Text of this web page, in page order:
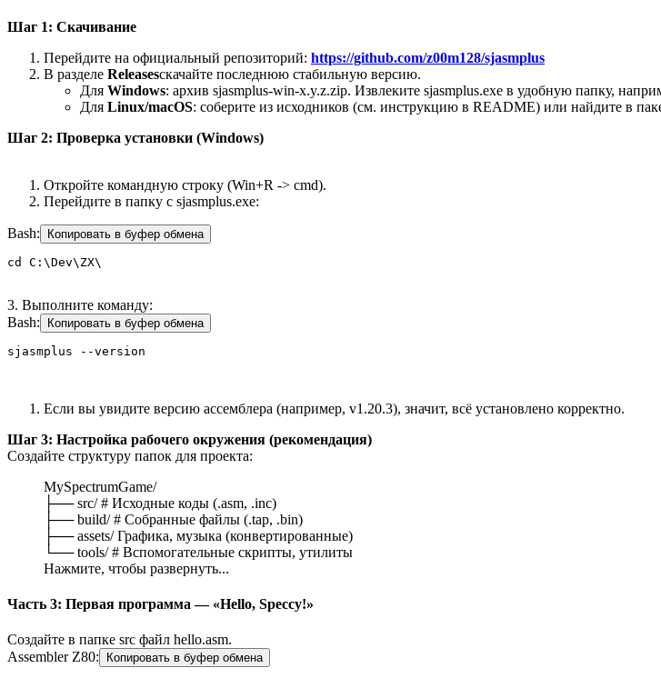
Шаг 1: Скачивание
Перейдите на официальный репозиторий: https://github.com/z00m128/sjasmplus
В разделе Releasesскачайте последнюю стабильную версию.
Для Windows: архив sjasmplus-win-x.y.z.zip. Извлеките sjasmplus.exe в удобную папку,
Для Linux/macOS: соберите из исходников (см. инструкцию в README) или найдите в
Шаг 2: Проверка установки (Windows)
Откройте командную строку (Win+R -> cmd).
Перейдите в папку с sjasmplus.exe:
Bash: Копировать в буфер обмена
cd C:\Dev\ZX\
3. Выполните команду:
Bash:
Копировать в буфер обмена
sjasmplus --version
Если вы увидите версию ассемблера (например, v1.20.3), значит, всё установлено корректно.
Шаг 3: Настройка рабочего окружения (рекомендация)
Создайте структуру папок для проекта:
MySpectrumGame/
├── src/ # Исходные коды (.asm, .inc)
├── build/ # Собранные файлы (.tap, .bin)
├── assets/ Графика, музыка (конвертированные)
└── tools/ # Вспомогательные скрипты, утилиты
Нажмите, чтобы развернуть...
Часть 3: Первая программа — «Hello, Speccy!»
Создайте в папке src файл hello.asm.
Assembler Z80:
Копировать в буфер обмена